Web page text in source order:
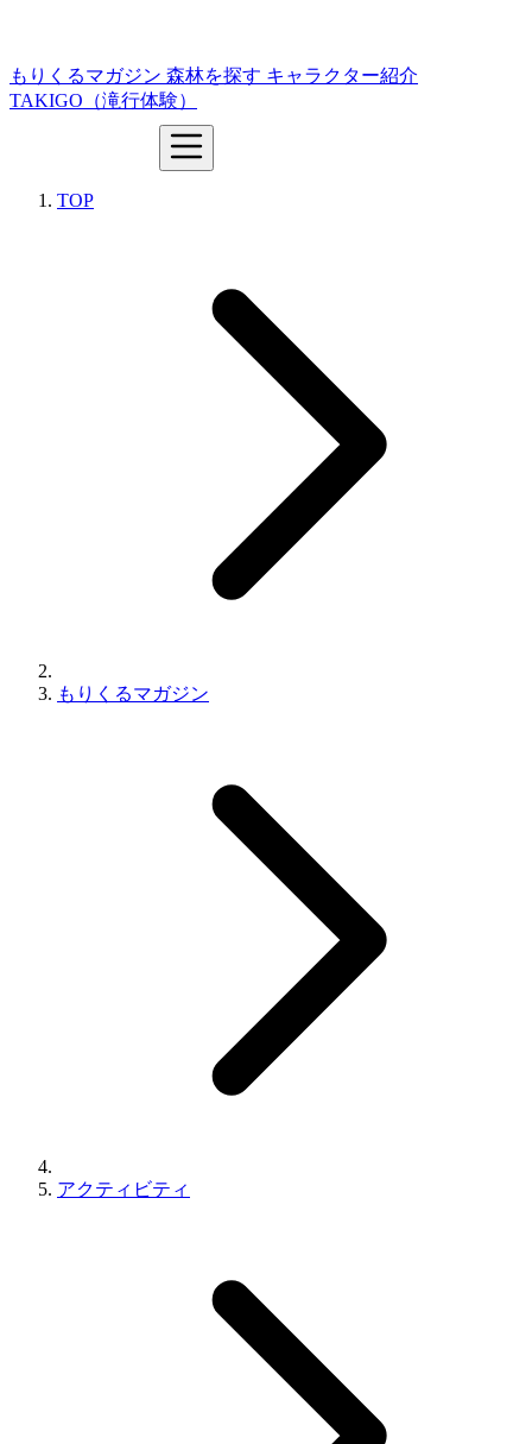
もりくるマガジン 森林を探す キャラクター紹介
TAKIGO（滝行体験）
TOP
もりくるマガジン
アクティビティ